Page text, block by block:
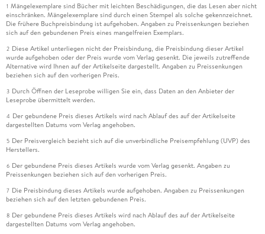
1 Mängelexemplare sind Bücher mit leichten Beschädigungen, die das Lesen aber nicht
einschränken. Mängelexemplare sind durch einen Stempel als solche gekennzeichnet.
Die frühere Buchpreisbindung ist aufgehoben. Angaben zu Preissenkungen beziehen
sich auf den gebundenen Preis eines mangelfreien Exemplars.
2 Diese Artikel unterliegen nicht der Preisbindung, die Preisbindung dieser Artikel
wurde aufgehoben oder der Preis wurde vom Verlag gesenkt. Die jeweils zutreffende
Alternative wird Ihnen auf der Artikelseite dargestellt. Angaben zu Preissenkungen
beziehen sich auf den vorherigen Preis.
3 Durch Öffnen der Leseprobe willigen Sie ein, dass Daten an den Anbieter der
Leseprobe übermittelt werden.
4 Der gebundene Preis dieses Artikels wird nach Ablauf des auf der Artikelseite
dargestellten Datums vom Verlag angehoben.
5 Der Preisvergleich bezieht sich auf die unverbindliche Preisempfehlung (UVP) des
Herstellers.
6 Der gebundene Preis dieses Artikels wurde vom Verlag gesenkt. Angaben zu
Preissenkungen beziehen sich auf den vorherigen Preis.
7 Die Preisbindung dieses Artikels wurde aufgehoben. Angaben zu Preissenkungen
beziehen sich auf den letzten gebundenen Preis.
8 Der gebundene Preis dieses Artikels wird nach Ablauf des auf der Artikelseite
dargestellten Datums vom Verlag angehoben.